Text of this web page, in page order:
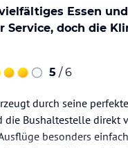
Essen und
Service, doch die
5 / 6
durch seine
die Bushaltestelle direkt
besonders